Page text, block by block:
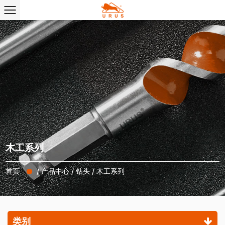
木工系列
首页 /产品中心/钻头/木工系列
类别